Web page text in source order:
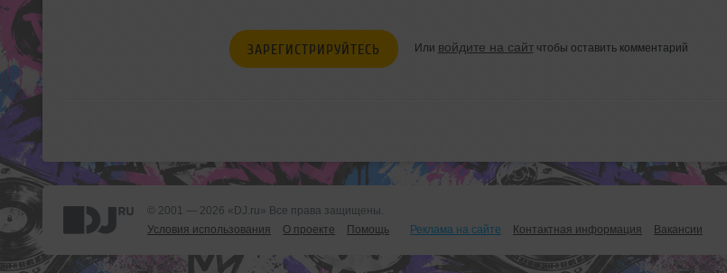
ЗАРЕГИСТРИРУЙТЕСЬ Или войдите на сайтчтобы оставить комментарий
© 2001 — 2026 «DJ.ru» Все права защищены.
Условия использования
О проекте Помощь Реклама на сайте Контактная информация Вакансии